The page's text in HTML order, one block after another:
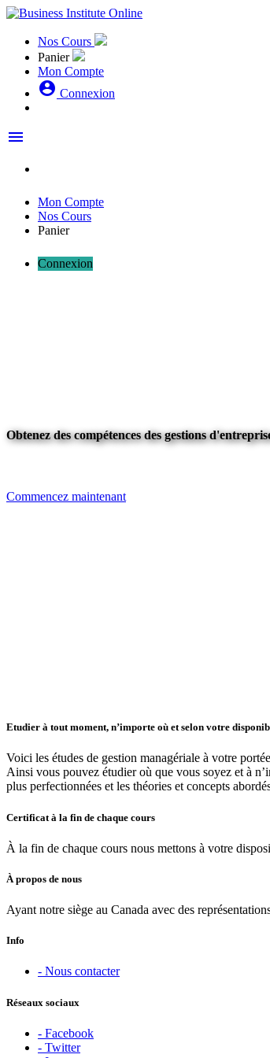
Nos Cours
Panier
Mon Compte
account_circle Connexion
menu
Mon Compte
Nos Cours
Panier
Connexion
Obtenez des compétences des gestions
Commencez maintenant
Etudier à tout moment, n’importe où et selon votre
Voici les études de gestion managériale à votre
Ainsi vous pouvez étudier où que vous soyez et à
plus perfectionnées et les théories et concepts
Certificat à la fin de chaque cours
À la fin de chaque cours nous mettons à votre
À propos de nous
Ayant notre siège au Canada avec des
Info
- Nous contacter
Réseaux sociaux
- Facebook
- Twitter